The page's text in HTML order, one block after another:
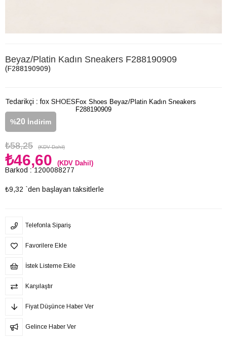
Beyaz/Platin Kadın Sneakers F288190909
(F288190909)
Tedarikçi : fox SHOES
%20 İndirim
₺58,25 (KDV Dahil)
₺46,60 (KDV Dahil)
Barkod : 1200088277
₺9,32 `den başlayan taksitlerle
Fox Shoes Beyaz/Platin Kadın Sneakers
F288190909
Telefonla Sipariş
Favorilere Ekle
İstek Listeme Ekle
Karşılaştır
Fiyat Düşünce Haber Ver
Gelince Haber Ver